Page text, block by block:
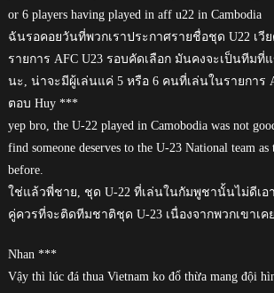
or 6 players having played in aff u22 in Cambodia
ฉันรอคอยวันที่พวกเราประกาศรายชื่อชุด U22 เวี
รายการ AFC U23 รอบคัดเลือก มันคงจะเป็นทีมที่
นะ, น่าจะมีผู้เล่นแค่ 5 หรือ 6 คนที่เล่นในรายการ
ตอบ Huy ***
yep bro, the U-22 played in Camobodia was not
find someone deserves to the U-23 National team as
before.
ใช่แล้วพี่ชาย, ชุด U-22 ที่เล่นในกัมพูชานั้นไม่ดีเอ
คู่ควรที่จะติดทีมชาติชุด U-23 เนื่องจากพวกเขาเ
Nhan ***
Vậy thì lúc đá thua Vietnam ko đổ thừa mang đội